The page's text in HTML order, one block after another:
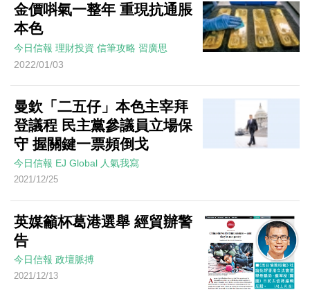
金價唞氣一整年 重現抗通脹
本色
今日信報 理財投資 信筆攻略 習廣思
2022/01/03
曼欽「二五仔」本色主宰拜
登議程 民主黨參議員立場保
守 握關鍵一票頻倒戈
今日信報 EJ Global 人氣我寫
2021/12/25
英媒籲杯葛港選舉 經貿辦警
告
今日信報 政壇脈搏
2021/12/13